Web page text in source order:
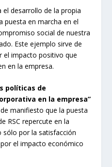
desarrollo de la propia
puesta en marcha en el
social de nuestra
Este ejemplo sirve de
el impacto positivo que
en la empresa.
políticas de
en la empresa”
manifiesto que la puesta
RSC repercute en la
sólo por la satisfacción
el impacto económico